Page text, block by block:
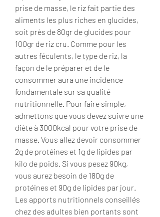
prise de masse, le riz fait partie des
aliments les plus riches en glucides,
soit près de 80gr de glucides pour
100gr de riz cru. Comme pour les
autres féculents, le type de riz, la
façon de le préparer et de le
consommer aura une incidence
fondamentale sur sa qualité
nutritionnelle. Pour faire simple,
admettons que vous devez suivre une
diète à 3000kcal pour votre prise de
masse. Vous allez devoir consommer
2g de protéines et 1g de lipides par
kilo de poids. Si vous pesez 90kg,
vous aurez besoin de 180g de
protéines et 90g de lipides par jour.
Les apports nutritionnels conseillés
chez des adultes bien portants sont